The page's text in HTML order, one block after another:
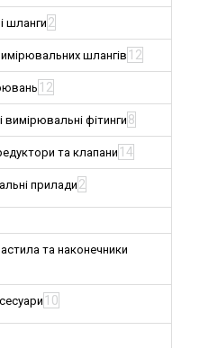
шланги 2
шлангів 12
12
фітинги8
та клапани 14
прилади2
та наконечники
10